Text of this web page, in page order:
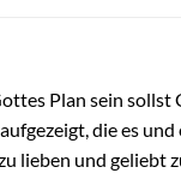
Plan sein
die es und
lieben und